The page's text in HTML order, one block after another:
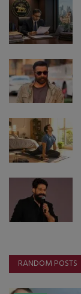
RANDOM POSTS